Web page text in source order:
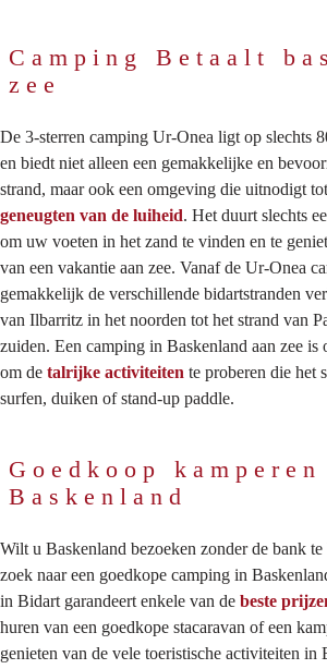
Camping Betaalt
zee
De 3-sterren camping Ur-Onea ligt op slechts
en biedt niet alleen een gemakkelijke en
strand, maar ook een omgeving die uitnodigt
geneugten van de luiheid. Het duurt slechts
om uw voeten in het zand te vinden en te
van een vakantie aan zee. Vanaf de Ur-Onea
gemakkelijk de verschillende bidartstranden
van Ilbarritz in het noorden tot het strand van
zuiden. Een camping in Baskenland aan zee
om de talrijke activiteiten te proberen die het
surfen, duiken of stand-up paddle.
Goedkoop
Baskenland
Wilt u Baskenland bezoeken zonder de bank
zoek naar een goedkope camping in
in Bidart garandeert enkele van de beste
huren van een goedkope stacaravan of een
genieten van de vele toeristische activiteiten in